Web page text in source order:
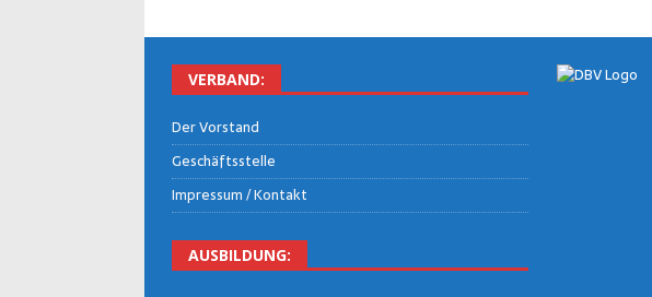
VER­BAND:
Der Vor­stand
Geschäfts­stel­le
Impres­sum / Kontakt
AUS­BIL­DUNG: